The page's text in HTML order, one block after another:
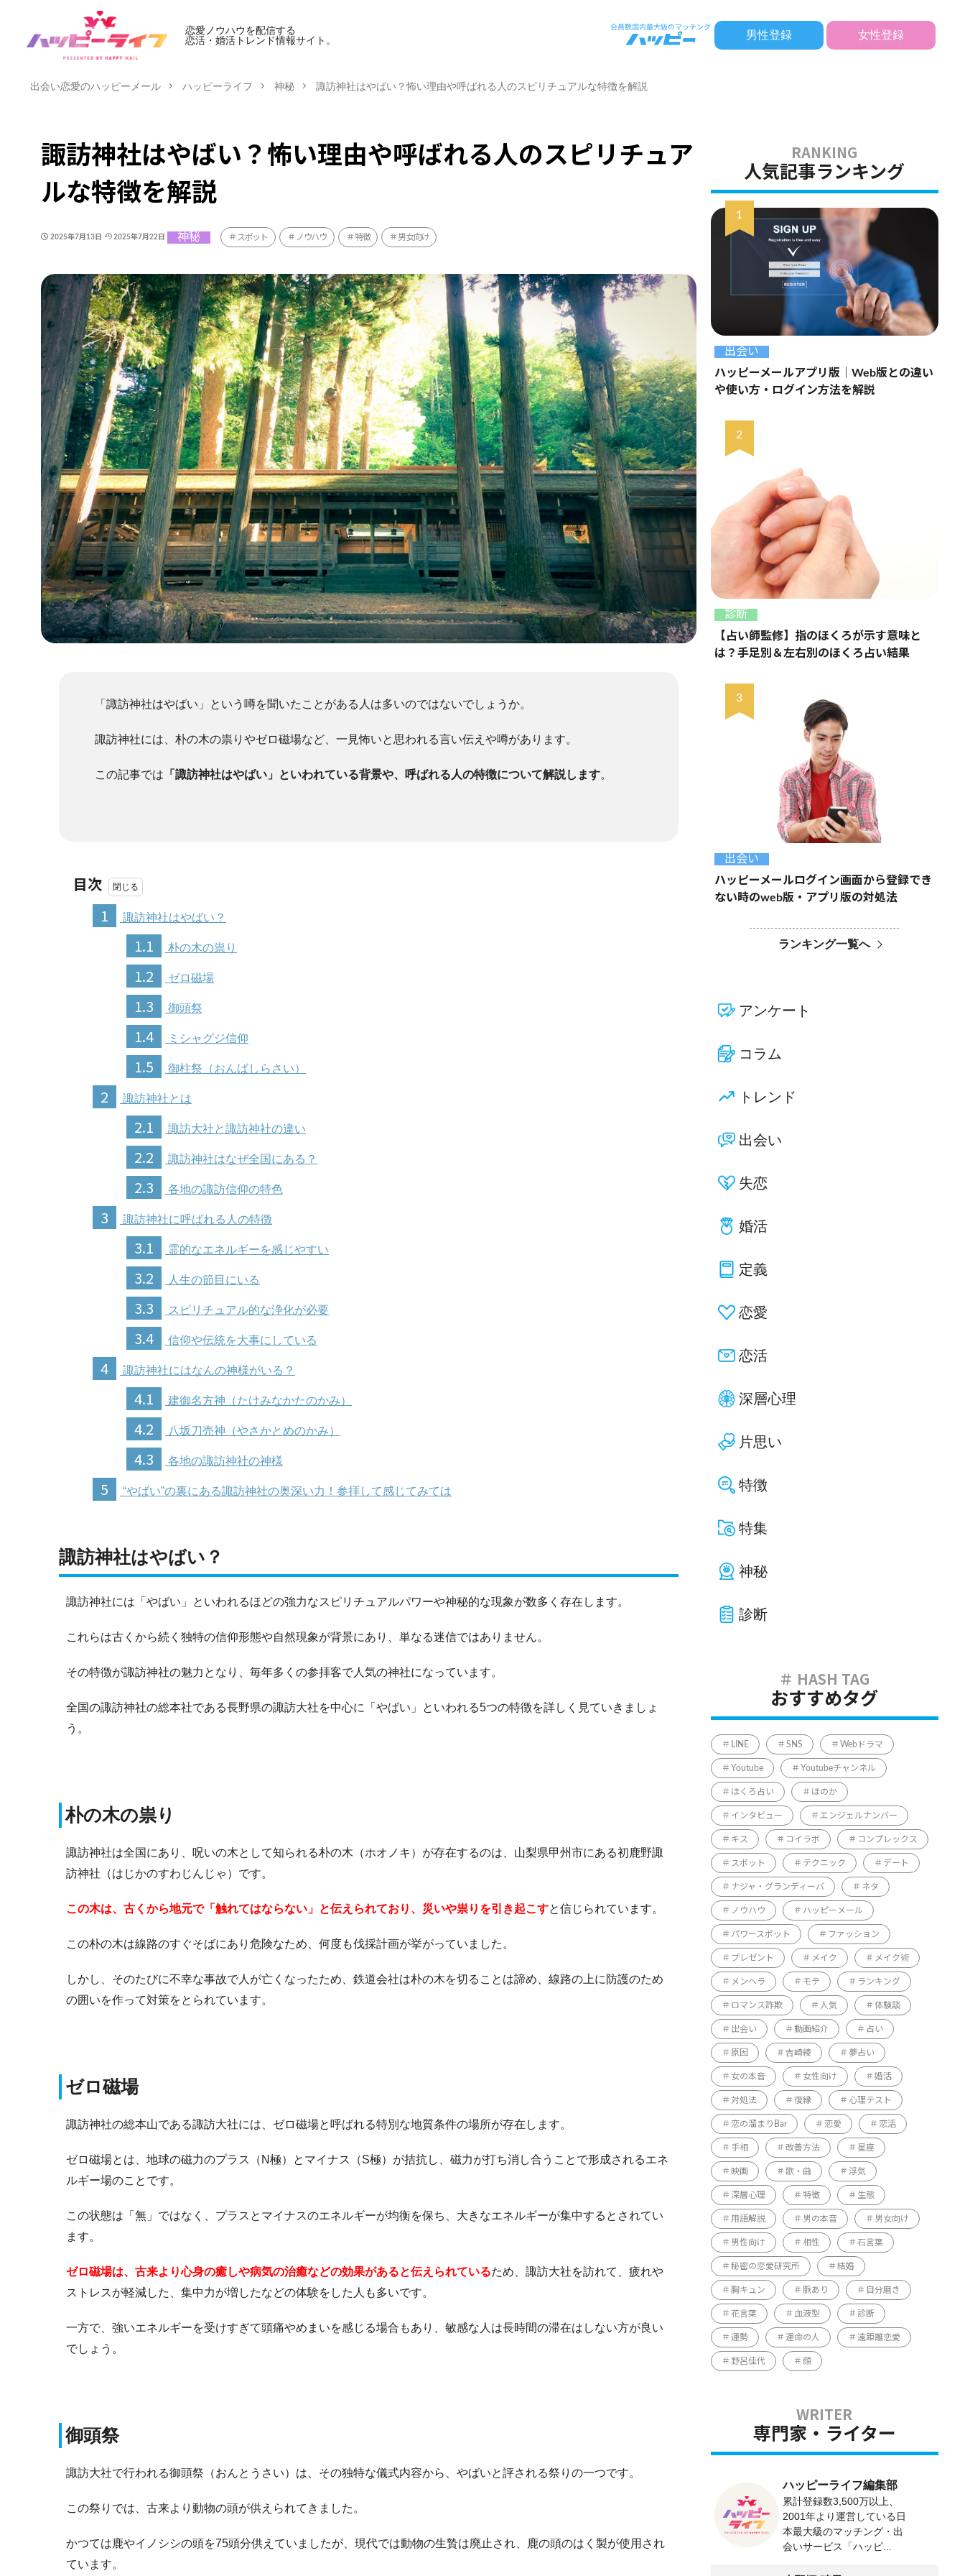
恋愛ノウハウを配信する
恋活・婚活トレンド情報サイト。
男性登録 女性登録
出会い恋愛のハッピーメール ハッピーライフ 神秘 諏訪神社はやばい？怖い理由や呼ばれる人のスピリチュアルな特徴を解説
諏訪神社はやばい？怖い理由や呼ばれる人のスピリチュア
ルな特徴を解説
2025年7月13日 2025年7月22日 神秘 スポット ノウハウ 特徴 男女向け
「諏訪神社はやばい」という噂を聞いたことがある人は多いのではないでしょうか。
諏訪神社には、朴の木の祟りやゼロ磁場など、一見怖いと思われる言い伝えや噂があります。
この記事では 「諏訪神社はやばい」といわれている背景や、呼ばれる人の特徴について解説します。
目次
1
諏訪神社はやばい？
1.1 朴の木の祟り
1.2 ゼロ磁場
1.3 御頭祭
1.4 ミシャグジ信仰
1.5 御柱祭（おんばしらさい）
2 諏訪神社とは
2.1 諏訪大社と諏訪神社の違い
2.2 諏訪神社はなぜ全国にある？
2.3 各地の諏訪信仰の特色
3 諏訪神社に呼ばれる人の特徴
3.1 霊的なエネルギーを感じやすい
3.2 人生の節目にいる
3.3 スピリチュアル的な浄化が必要
3.4 信仰や伝統を大事にしている
4 諏訪神社にはなんの神様がいる？
4.1 建御名方神（たけみなかたのかみ）
4.2 八坂刀売神（やさかとめのかみ）
4.3 各地の諏訪神社の神様
5 “やばい”の裏にある諏訪神社の奥深い力！参拝して感じてみては
諏訪神社はやばい？
諏訪神社には「やばい」といわれるほどの強力なスピリチュアルパワーや神秘的な現象が数多く存在します。
これらは古くから続く独特の信仰形態や自然現象が背景にあり、単なる迷信ではありません。
その特徴が諏訪神社の魅力となり、毎年多くの参拝客で人気の神社になっています。
全国の諏訪神社の総本社である長野県の諏訪大社を中心に「やばい」といわれる5つの特徴を詳しく見ていきましょ
う。
朴の木の祟り
諏訪神社は全国にあり、呪いの木として知られる朴の木（ホオノキ）が存在するのは、山梨県甲州市にある初鹿野諏
訪神社（はじかのすわじんじゃ）です。
この木は、古くから地元で「触れてはならない」と伝えられており、災いや祟りを引き起こすと信じられています。
この朴の木は線路のすぐそばにあり危険なため、何度も伐採計画が挙がっていました。
しかし、そのたびに不幸な事故で人が亡くなったため、鉄道会社は朴の木を切ることは諦め、線路の上に防護のため
の囲いを作って対策をとられています。
ゼロ磁場
諏訪神社の総本山である諏訪大社には、ゼロ磁場と呼ばれる特別な地質条件の場所が存在します。
ゼロ磁場とは、地球の磁力のプラス（N極）とマイナス（S極）が拮抗し、磁力が打ち消し合うことで形成されるエネ
ルギー場のことです。
この状態は「無」ではなく、プラスとマイナスのエネルギーが均衡を保ち、大きなエネルギーが集中するとされてい
ます。
ゼロ磁場は、古来より心身の癒しや病気の治癒などの効果があると伝えられているため、諏訪大社を訪れて、疲れや
ストレスが軽減した、集中力が増したなどの体験をした人も多いです。
一方で、強いエネルギーを受けすぎて頭痛やめまいを感じる場合もあり、敏感な人は長時間の滞在はしない方が良い
でしょう。
御頭祭
諏訪大社で行われる御頭祭（おんとうさい）は、その独特な儀式内容から、やばいと評される祭りの一つです。
この祭りでは、古来より動物の頭が供えられてきました。
かつては鹿やイノシシの頭を75頭分供えていましたが、現代では動物の生贄は廃止され、鹿の頭のはく製が使用され
ています。
人気記事ランキング
出会い
ハッピーメールアプリ版｜Web版との違い
や使い方・ログイン方法を解説
診断
【占い師監修】指のほくろが示す意味と
は？手足別＆左右別のほくろ占い結果
出会い
ハッピーメールログイン画面から登録でき
ない時のweb版・アプリ版の対処法
ランキング一覧へ
アンケート
コラム
トレンド
出会い
失恋
婚活
定義
恋愛
恋活
深層心理
片思い
特徴
特集
神秘
診断
おすすめタグ
LINE SNS Webドラマ
Youtube Youtubeチャンネル
ほくろ占い ほのか
インタビュー エンジェルナンバー
キス コイラボ コンプレックス
スポット テクニック デート
ナジャ・グランディーバ ネタ
ノウハウ ハッピーメール
パワースポット ファッション
プレゼント メイク メイク術
メンヘラ モテ ランキング
ロマンス詐欺 人気 体験談
出会い 動画紹介 占い
原因 吉崎綾 夢占い
女の本音 女性向け 婚活
対処法 復縁 心理テスト
恋の溜まりBar 恋愛 恋活
手相 改善方法 星座
映画 歌・曲 浮気
深層心理 特徴 生態
用語解説 男の本音 男女向け
男性向け 相性 石言葉
秘密の恋愛研究所 結婚
胸キュン 脈あり 自分磨き
花言葉 血液型 診断
運勢 運命の人 遠距離恋愛
野呂佳代 顔
専門家・ライター
ハッピーライフ編集部
累計登録数3,500万以上、
2001年より運営している日
本最大級のマッチング・出
会いサービス「ハッピ...